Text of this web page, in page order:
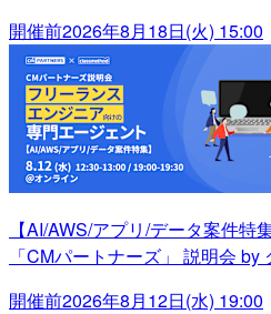
開催前2026年8月18日(火) 15:00
【AI/AWS/アプリ/データ案件特
「CMパートナーズ」 説明会 by
開催前2026年8月12日(水) 19:00